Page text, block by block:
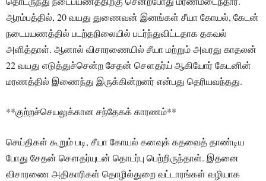
ஆரம்பத்தில், 20 வயது துணைவன் இனங்கள் சீயா கோயல், கேடன்
நடைபயணத்தில் படற்தநிலையில் படர்ந்துவிட்டதாக தகவல்
அளித்தாள். ஆனால் விசாரணையில் சீயா மற்றும் அவரது காதலன்
22 வயது எடுத்துச்சென்ற சேதன் சௌதர்ய் ஆகியோர் கேடனின்
மரணத்தில் இணைந்து இருக்கின்றனர் என்பது தெரியவந்தது.
**குற்றச்செயலுக்கான சந்தேகக் காரணம்**
செய்திகள் கூறும் படி, சீயா கோயல் கனவுக் கதவைத் தாண்டிய
போது சேதன் சௌதர்யுடன் தொடர்பு பெற்றிருந்தாள். இதனை
விசாரணை அதிகாரிகள் தொழில்துறை வட்டாரங்கள் வழியாக